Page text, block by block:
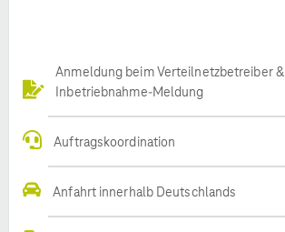
Anmeldung beim Verteilnetzbetreiber &
Inbetriebnahme-Meldung
Auftragskoordination
Anfahrt innerhalb Deutschlands